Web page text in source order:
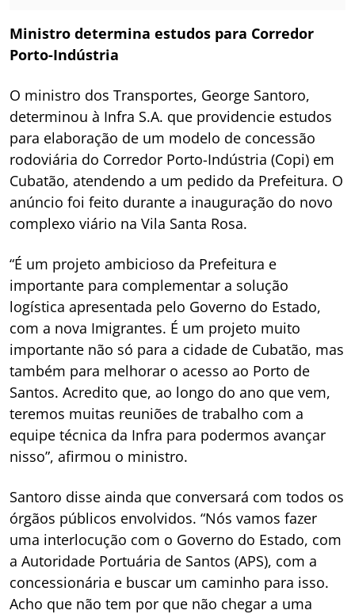
Ministro determina estudos para Corredor
Porto-Indústria
O ministro dos Transportes, George Santoro,
determinou à Infra S.A. que providencie estudos
para elaboração de um modelo de concessão
rodoviária do Corredor Porto-Indústria (Copi) em
Cubatão, atendendo a um pedido da Prefeitura. O
anúncio foi feito durante a inauguração do novo
complexo viário na Vila Santa Rosa.
“É um projeto ambicioso da Prefeitura e
importante para complementar a solução
logística apresentada pelo Governo do Estado,
com a nova Imigrantes. É um projeto muito
importante não só para a cidade de Cubatão, mas
também para melhorar o acesso ao Porto de
Santos. Acredito que, ao longo do ano que vem,
teremos muitas reuniões de trabalho com a
equipe técnica da Infra para podermos avançar
nisso”, afirmou o ministro.
Santoro disse ainda que conversará com todos os
órgãos públicos envolvidos. “Nós vamos fazer
uma interlocução com o Governo do Estado, com
a Autoridade Portuária de Santos (APS), com a
concessionária e buscar um caminho para isso.
Acho que não tem por que não chegar a uma